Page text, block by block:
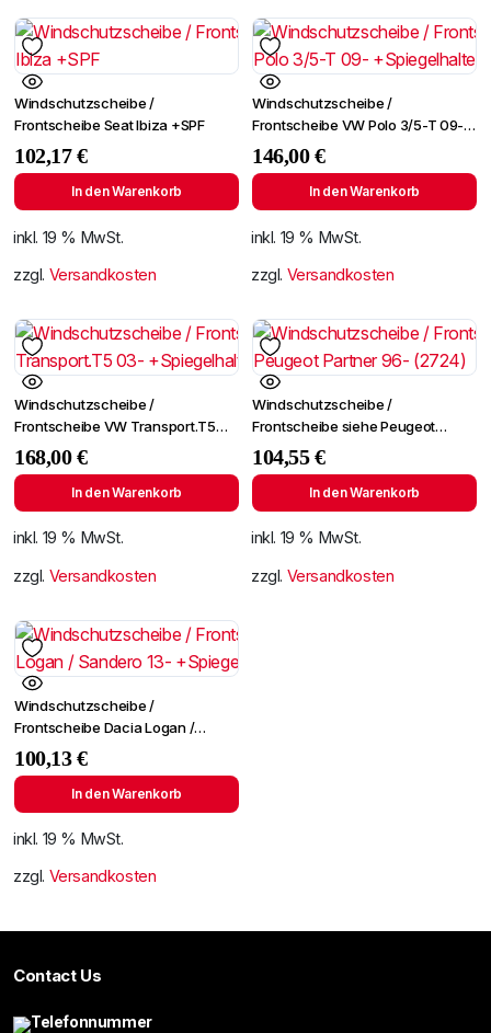
Windschutzscheibe /
Frontscheibe Seat Ibiza +SPF
102,17€
In den Warenkorb
inkl. 19 % MwSt.
zzgl. Versandkosten
Windschutzscheibe /
Frontscheibe VW Polo 3/5-T 09-
+Spiegelhalter
146,00€
In den Warenkorb
inkl. 19 % MwSt.
zzgl. Versandkosten
Windschutzscheibe /
Frontscheibe VW Transport.T5
03- +Spiegelhalter
168,00€
In den Warenkorb
inkl. 19 % MwSt.
zzgl. Versandkosten
Windschutzscheibe /
Frontscheibe siehe Peugeot
Partner 96- (2724)
104,55€
In den Warenkorb
inkl. 19 % MwSt.
zzgl. Versandkosten
Windschutzscheibe /
Frontscheibe Dacia Logan /
Sandero 13- +Spiegelhalter
100,13€
In den Warenkorb
inkl. 19 % MwSt.
zzgl. Versandkosten
Contact Us
Telefonnummer